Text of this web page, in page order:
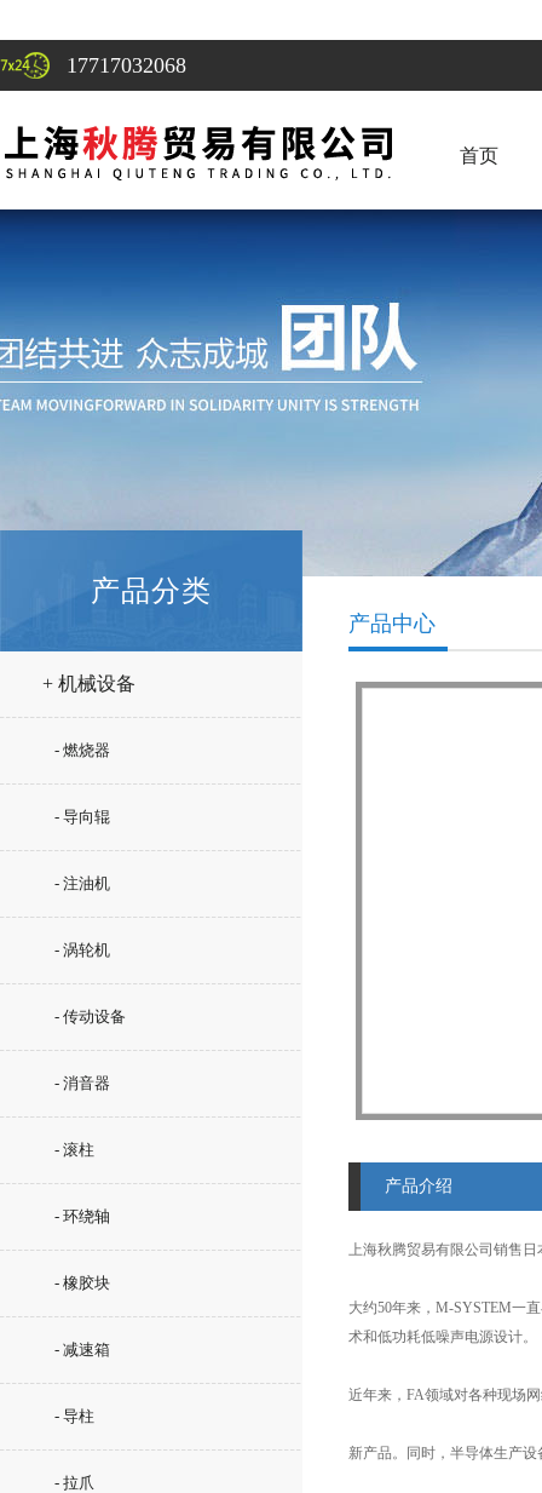
17717032068
首页
产品分类
+ 机械设备
- 燃烧器
- 导向辊
- 注油机
- 涡轮机
- 传动设备
- 消音器
- 滚柱
- 环绕轴
- 橡胶块
- 减速箱
- 导柱
- 拉爪
产品中心
产品介绍
上海秋腾贸易有限公司销售日
大约50年来，M-SYSTEM一
术和低功耗低噪声电源设计。
近年来，FA领域对各种现场
新产品。同时，半导体生产